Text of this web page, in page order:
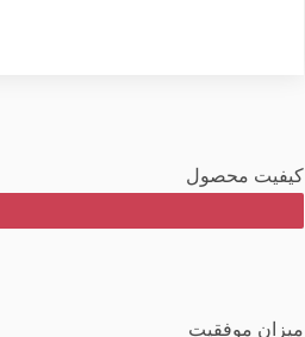
کیفیت محصول
میزان موفقیت